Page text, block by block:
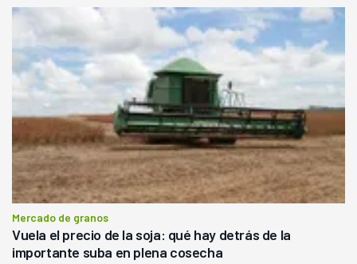
Mercado de granos
Vuela el precio de la soja: qué hay detrás de la
importante suba en plena cosecha